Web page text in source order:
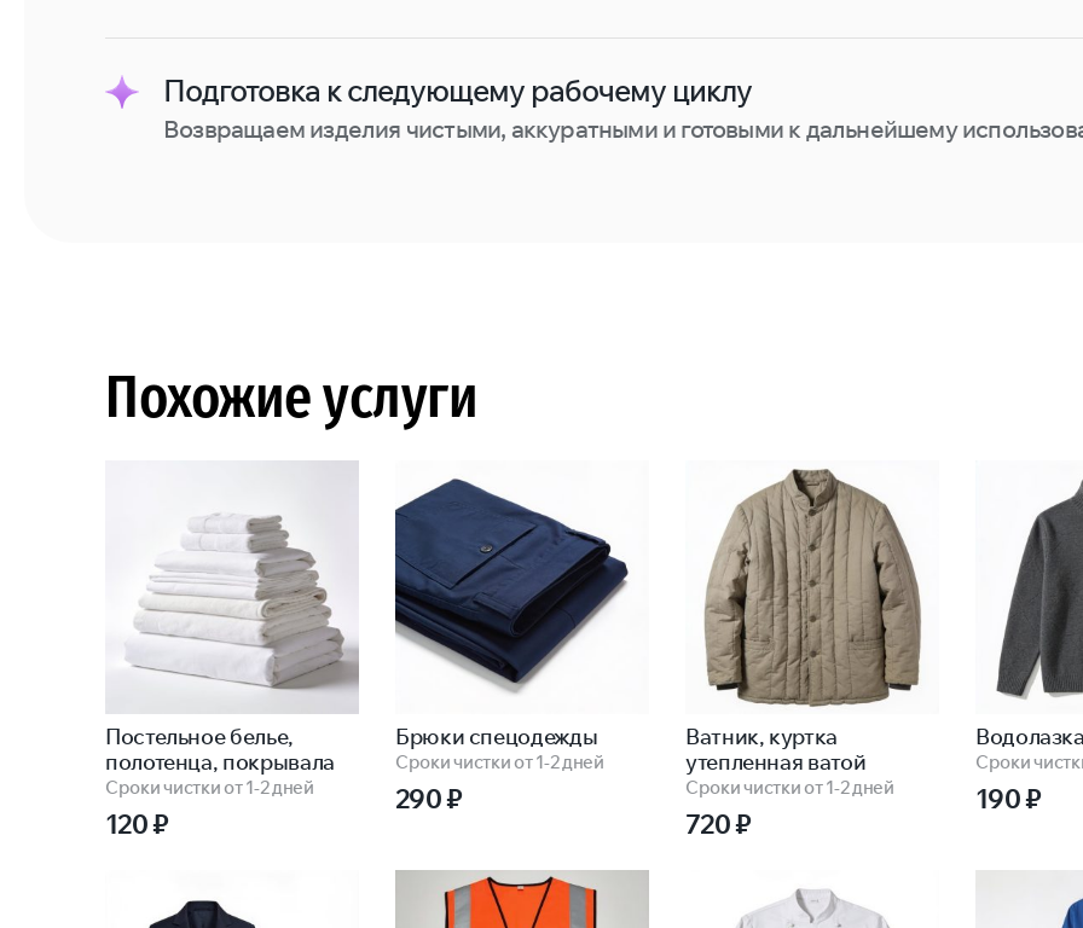
Подготовка к следующему рабочему циклу
Возвращаем изделия чистыми, аккуратными и готовыми к дальнейшему
Похожие услуги
Постельное белье,
полотенца, покрывала
Сроки чистки от 1-2 дней
120₽
Брюки спецодежды
Сроки чистки от 1-2 дней
290₽
Ватник, куртка
утепленная ватой
Сроки чистки от 1-2 дней
720₽
Водолазка
Сроки
190₽